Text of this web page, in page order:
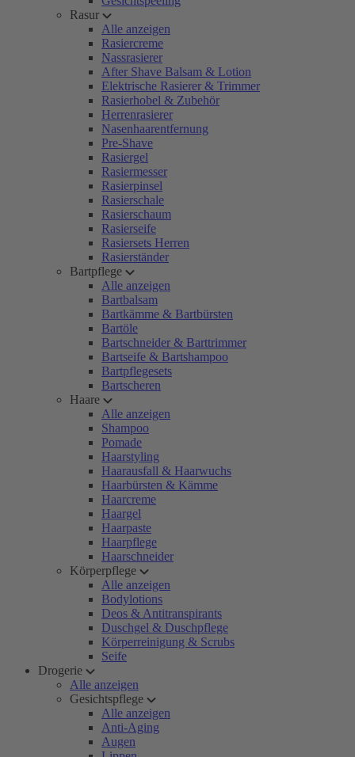
Rasur
Alle anzeigen
Rasiercreme
Nassrasierer
After Shave Balsam & Lotion
Elektrische Rasierer & Trimmer
Rasierhobel & Zubehör
Herrenrasierer
Nasenhaarentfernung
Pre-Shave
Rasiergel
Rasiermesser
Rasierpinsel
Rasierschale
Rasierschaum
Rasierseife
Rasiersets Herren
Rasierständer
Bartpflege
Alle anzeigen
Bartbalsam
Bartkämme & Bartbürsten
Bartöle
Bartschneider & Barttrimmer
Bartseife & Bartshampoo
Bartpflegesets
Bartscheren
Haare
Alle anzeigen
Shampoo
Pomade
Haarstyling
Haarausfall & Haarwuchs
Haarbürsten & Kämme
Haarcreme
Haargel
Haarpaste
Haarpflege
Haarschneider
Körperpflege
Alle anzeigen
Bodylotions
Deos & Antitranspirants
Duschgel & Duschpflege
Körperreinigung & Scrubs
Seife
Drogerie
Alle anzeigen
Gesichtspflege
Alle anzeigen
Anti-Aging
Augen